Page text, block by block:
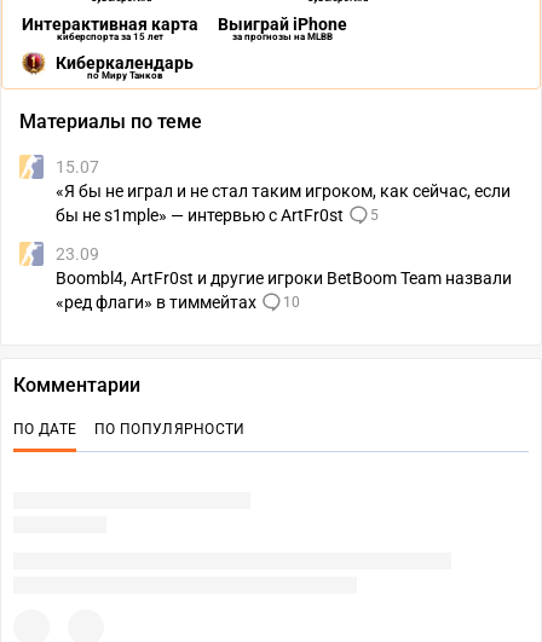
Интерактивная карта
киберспорта за 15 лет
Выиграй iPhone
за прогнозы на MLBB
Киберкалендарь
по Миру Танков
Материалы по теме
15.07
«Я бы не играл и не стал таким игроком, как сейчас, если
бы не s1mple» — интервью с ArtFr0st
5
23.09
Boombl4, ArtFr0st и другие игроки BetBoom Team назвали
«ред флаги» в тиммейтах
10
Комментарии
ПО ДАТЕ ПО ПОПУЛЯРНОСТИ